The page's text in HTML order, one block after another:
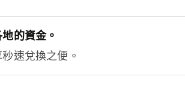
的資金。
速兌換之便。